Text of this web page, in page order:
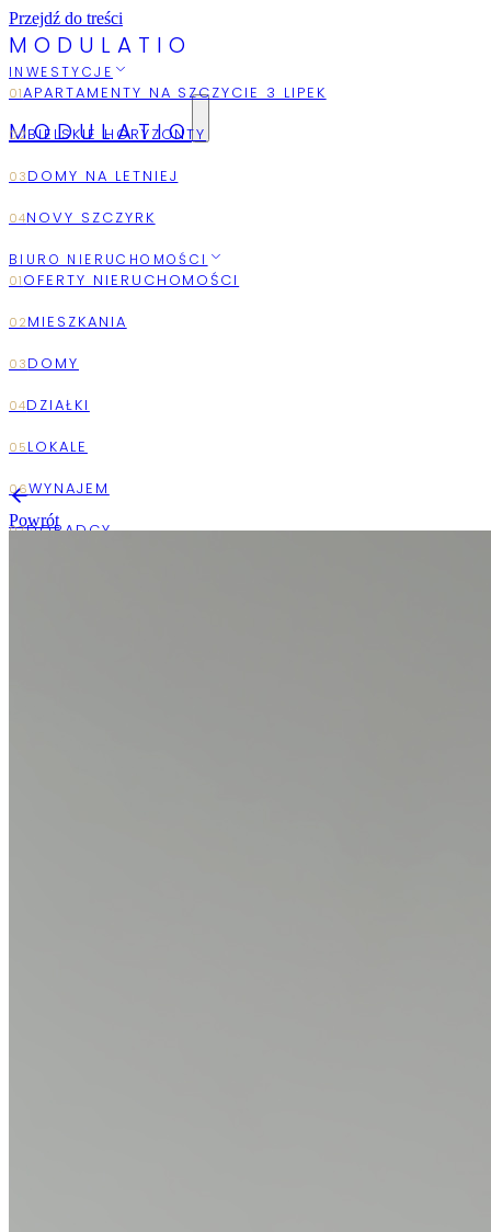
Przejdź do treści
M O D U L A T I O
INWESTYCJE
BIURO NIERUCHOMOŚCI
MODULATIO
AUGUST
2026
Powrót